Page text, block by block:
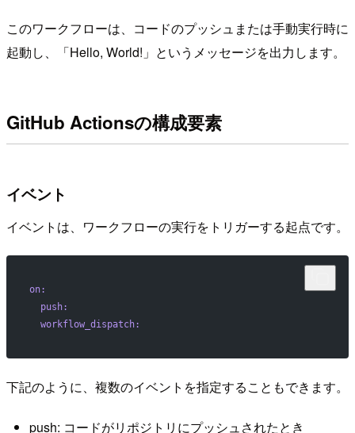
このワークフローは、コードのプッシュまたは手動実行時に
起動し、「Hello, World!」というメッセージを出力します。
GitHub Actionsの構成要素
イベント
イベントは、ワークフローの実行をトリガーする起点です。
on:
  push:
  workflow_dispatch:
下記のように、複数のイベントを指定することもできます。
push: コードがリポジトリにプッシュされたとき